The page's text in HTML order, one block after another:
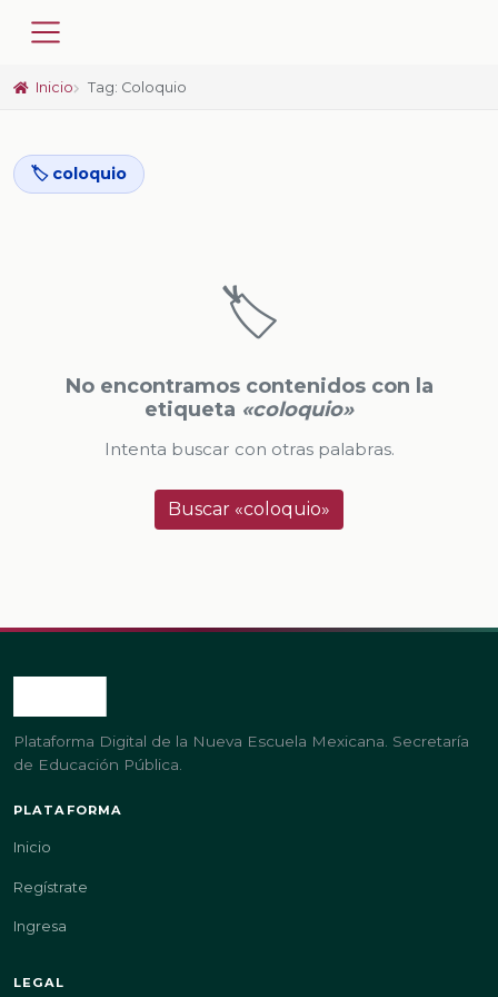
Inicio Tag: Coloquio
🏷️ coloquio
🏷️
No encontramos contenidos con la
etiqueta «coloquio»
Intenta buscar con otras palabras.
Buscar «coloquio»
Plataforma Digital de la Nueva Escuela Mexicana. Secretaría
de Educación Pública.
PLATAFORMA
Inicio
Regístrate
Ingresa
LEGAL